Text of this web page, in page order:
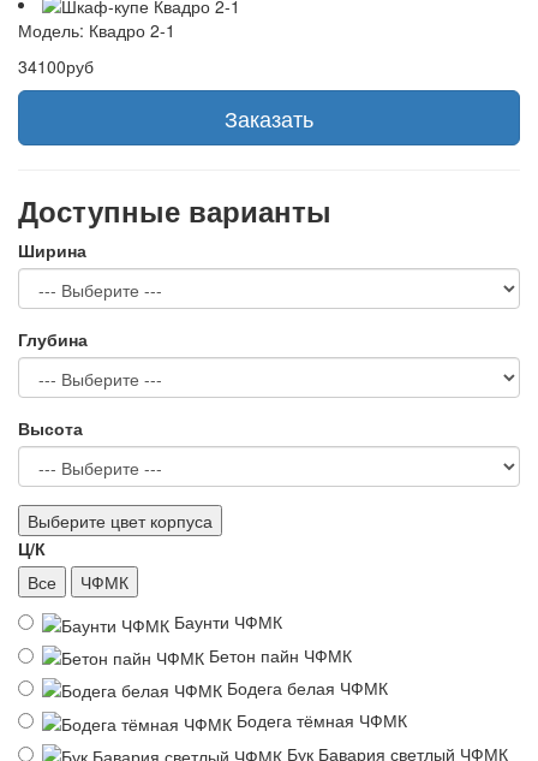
Модель: Квадро 2-1
34100руб
Заказать
Доступные варианты
Ширина
Глубина
Высота
Выберите цвет корпуса
Ц/К
Все
ЧФМК
Баунти ЧФМК
Бетон пайн ЧФМК
Бодега белая ЧФМК
Бодега тёмная ЧФМК
Бук Бавария светлый ЧФМК